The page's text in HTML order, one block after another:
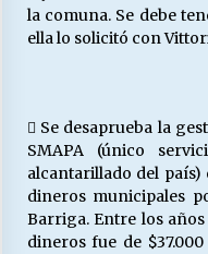
la comuna. Se debe
ella lo solicitó con
 Se desaprueba la
SMAPA (único
alcantarillado del país)
dineros municipales
Barriga. Entre los años
dineros fue de